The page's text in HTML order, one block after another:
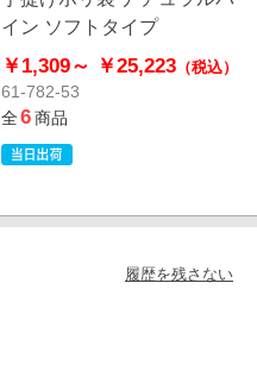
イン ソフトタイプ
￥1,309～ ￥25,223（税込）
61-782-53
全6商品
履歴を残さない